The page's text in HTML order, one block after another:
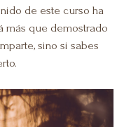
de este curso ha
más que demostrado
sino si sabes